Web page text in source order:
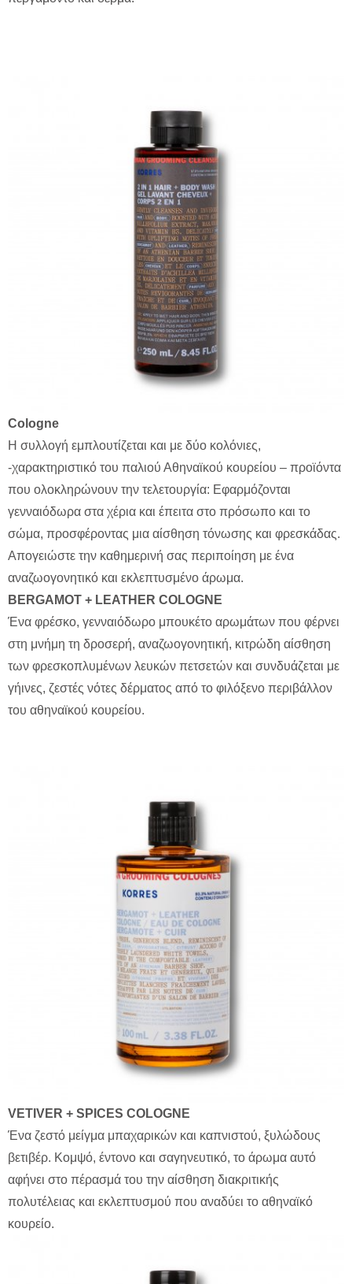
Cologne
Η συλλογή εμπλουτίζεται και με δύο κολόνιες,
-χαρακτηριστικό του παλιού Αθηναϊκού κουρείου – προϊόντα
που ολοκληρώνουν την τελετουργία: Εφαρμόζονται
γενναιόδωρα στα χέρια και έπειτα στο πρόσωπο και το
σώμα, προσφέροντας μια αίσθηση τόνωσης και φρεσκάδας.
Απογειώστε την καθημερινή σας περιποίηση με ένα
αναζωογονητικό και εκλεπτυσμένο άρωμα.
BERGΑΜΟΤ + LEATHER COLOGNE
Ένα φρέσκο, γενναιόδωρο μπουκέτο αρωμάτων που φέρνει
στη μνήμη τη δροσερή, αναζωογονητική, κιτρώδη αίσθηση
των φρεσκοπλυμένων λευκών πετσετών και συνδυάζεται με
γήινες, ζεστές νότες δέρματος από το φιλόξενο περιβάλλον
του αθηναϊκού κουρείου.
VETIVER + SPICES COLOGNE
Ένα ζεστό μείγμα μπαχαρικών και καπνιστού, ξυλώδους
βετιβέρ. Κομψό, έντονο και σαγηνευτικό, το άρωμα αυτό
αφήνει στο πέρασμά του την αίσθηση διακριτικής
πολυτέλειας και εκλεπτυσμού που αναδύει το αθηναϊκό
κουρείο.